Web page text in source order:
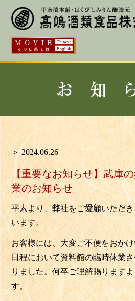
＞ 2024.06.26
【重要なお知らせ】武庫
業のお知らせ
平素より、弊社をご愛顧いただ
います。
お客様には、大変ご不便をおか
日程において資料館の臨時休業
りました。何卒ご理解賜ります
す。